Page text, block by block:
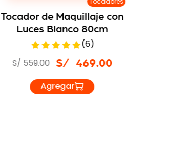
Tocador de Maquillaje con
Luces Blanco 80cm
(6)
S/ 469.00
S/559.00